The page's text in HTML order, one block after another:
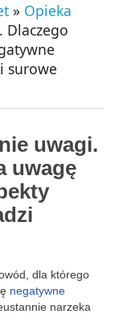
» Opieka
Dlaczego
surowe
uwagi.
uwagę
dla którego
negatywne
narzeka